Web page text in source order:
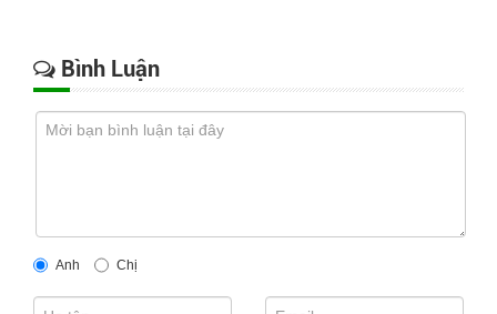
Bình Luận
Anh Chị